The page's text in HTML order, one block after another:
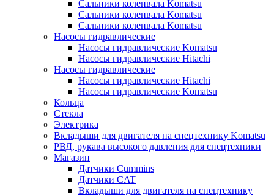
Сальники коленвала Komatsu
Сальники коленвала Komatsu
Сальники коленвала Komatsu
Насосы гидравлические
Насосы гидравлические Komatsu
Насосы гидравлические Hitachi
Насосы гидравлические
Насосы гидравлические Hitachi
Насосы гидравлические Komatsu
Кольца
Стекла
Электрика
Вкладыши для двигателя на спецтехнику Komatsu
РВД, рукава высокого давления для спецтехники
Магазин
Датчики Cummins
Датчики CAT
Вкладыши для двигателя на спецтехнику